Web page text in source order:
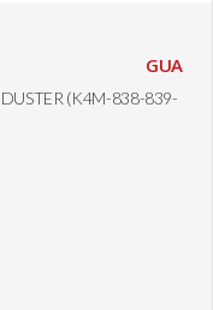
GUA
(K4M-838-839-